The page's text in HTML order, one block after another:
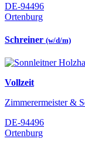
DE-94496
Ortenburg
Schreiner (w/d/m)
Vollzeit
Zimmerermeister &
DE-94496
Ortenburg